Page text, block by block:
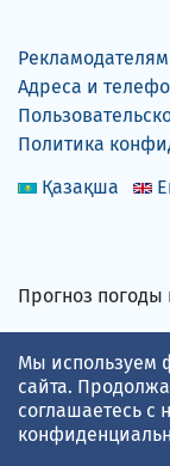
Рекламодателям
Адреса и
Политика
Қазақша
Прогноз
Принимаем
Мы используем
сайта.
соглашаетесь с